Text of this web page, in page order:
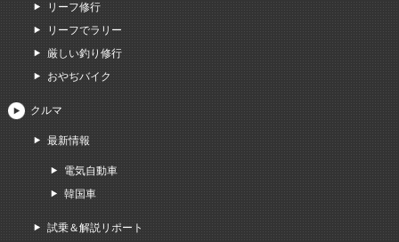
リーフ修行
リーフでラリー
厳しい釣り修行
おやぢバイク
クルマ
最新情報
電気自動車
韓国車
試乗＆解説リポート